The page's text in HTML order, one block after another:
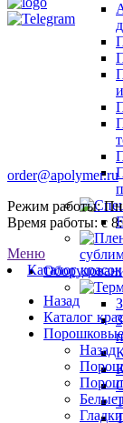
order@apolymer.ru
Режим работы:
Время работы: с
Меню
Каталог красок
Назад
Каталог
Назад
Белые